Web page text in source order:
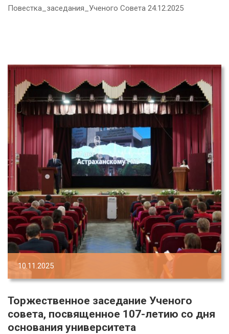
Повестка_заседания_Ученого Совета 24.12.2025
10.11.2025
Торжественное заседание Ученого
совета, посвященное 107-летию со дня
основания университета